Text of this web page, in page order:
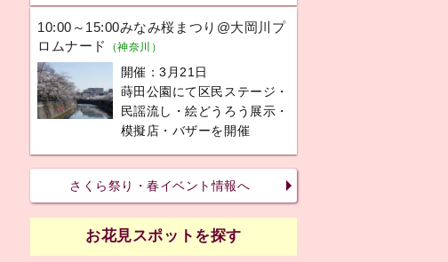
10:00～15:00みなみ桜まつり@大岡川プ
ロムナード
（神奈川）
開催：3月21日
蒔田公園にて区民ステージ・
民謡流し・絵どうろう展示・
模擬店・バザーを開催
さくら祭り・春イベント情報へ
お花見スポットを探す